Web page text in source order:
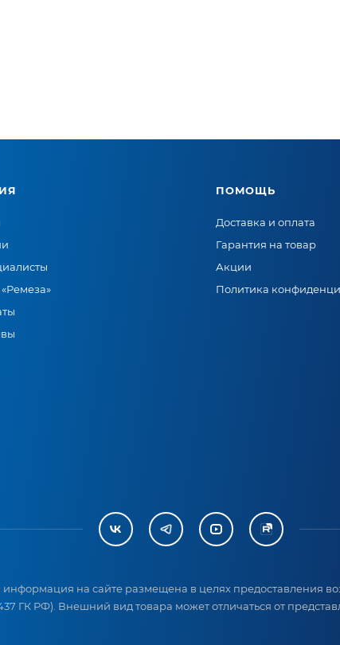
ПОМОЩЬ
Доставка и оплата
Гарантия на товар
Акции
Политика
на сайте размещена в целях предоставления
ГК РФ). Внешний вид товара может отличаться от